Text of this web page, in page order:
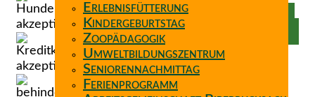
Erlebnisfütterung
Kindergeburtstag
Zoopädagogik
Umweltbildungszentrum
Seniorennachmittag
Ferienprogramm